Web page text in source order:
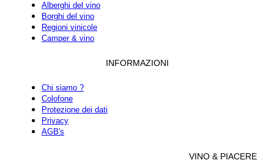
Alberghi del vino
Borghi del vino
Regioni vinicole
Camper & vino
INFORMAZIONI
Chi siamo ?
Colofone
Protezione dei dati
Privacy
AGB's
VINO & PIACERE